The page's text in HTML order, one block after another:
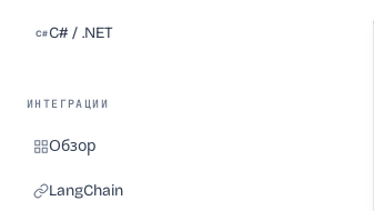
C# / .NET
ИНТЕГРАЦИИ
Обзор
LangChain